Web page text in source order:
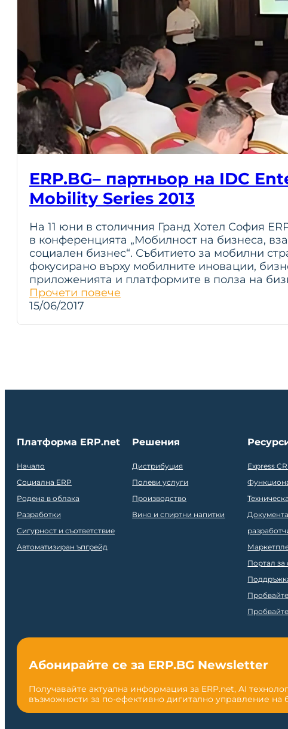
ERP.BG– партньор на IDC
Mobility Series 2013
На 11 юни в столичния Гранд Хотел София
в конференцията „Мобилност на бизнеса,
социален бизнес“. Събитието за мобилни
фокусирано върху мобилните иновации,
приложенията и платформите в полза на
Прочети повече
15/06/2017
Платформа ERP.net
Начало
Социална ERP
Родена в облака
Разработки
Сигурност и съответствие
Автоматизиран ъпгрейд
Решения
Дистрибуция
Полеви услуги
Производство
Вино и спиртни напитки
Express
Портал за
Абонирайте се за ERP.BG Newsletter
Получавайте актуална информация за ERP.net, AI
възможности за по-ефективно дигитално управление на